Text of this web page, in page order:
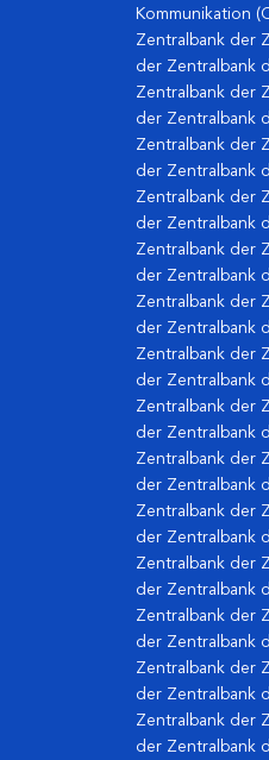
Kommunikation
Zentralbank der
der Zentralbank
Zentralbank der
der Zentralbank
Zentralbank der
der Zentralbank
Zentralbank der
der Zentralbank
Zentralbank der
der Zentralbank
Zentralbank der
der Zentralbank
Zentralbank der
der Zentralbank
Zentralbank der
der Zentralbank
Zentralbank der
der Zentralbank
Zentralbank der
der Zentralbank
Zentralbank der
der Zentralbank
Zentralbank der
der Zentralbank
Zentralbank der
der Zentralbank
Zentralbank der
der Zentralbank